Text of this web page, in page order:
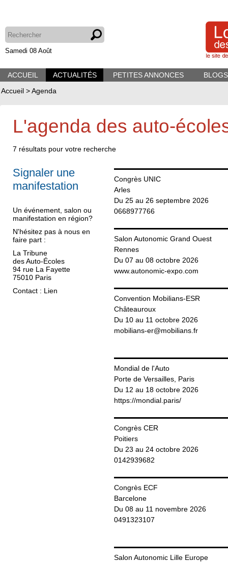
Samedi 08 Août
ACCUEIL ACTUALITÉS PETITES ANNONCES
Accueil >Agenda
L'agenda des auto-
7 résultats pour votre recherche
Signaler une
manifestation
Un événement, salon ou
manifestation en région?
N'hésitez pas à nous en
faire part :
La Tribune
des Auto-Écoles
94 rue La Fayette
75010 Paris
Contact : Lien
Congrès UNIC
Arles
Du 25 au 26 septembre 2026
0668977766
Salon Autonomic Grand Ouest
Rennes
Du 07 au 08 octobre 2026
www.autonomic-expo.com
Convention Mobilians-ESR
Châteauroux
Du 10 au 11 octobre 2026
mobilians-er@mobilians.fr
Mondial de l'Auto
Porte de Versailles, Paris
Du 12 au 18 octobre 2026
https://mondial.paris/
Congrès CER
Poitiers
Du 23 au 24 octobre 2026
0142939682
Congrès ECF
Barcelone
Du 08 au 11 novembre 2026
0491323107
Salon Autonomic Lille Europe